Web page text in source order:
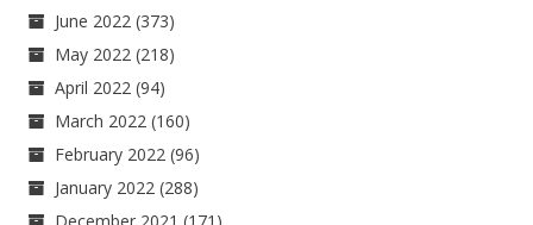
June 2022 (373)
May 2022 (218)
April 2022 (94)
March 2022 (160)
February 2022 (96)
January 2022 (288)